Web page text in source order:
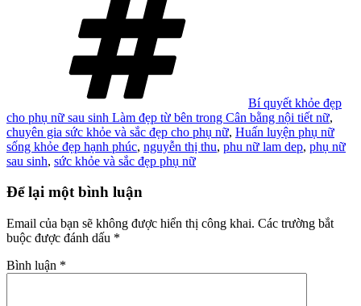
Bí quyết khỏe đẹp
cho phụ nữ sau sinh Làm đẹp từ bên trong Cân bằng nội tiết nữ,
chuyên gia sức khỏe và sắc đẹp cho phụ nữ, Huấn luyện phụ nữ
sống khỏe đẹp hạnh phúc, nguyễn thị thu, phu nữ lam dep, phụ nữ
sau sinh, sức khỏe và sắc đẹp phụ nữ
Để lại một bình luận
Email của bạn sẽ không được hiển thị công khai. Các trường bắt
buộc được đánh dấu *
Bình luận *